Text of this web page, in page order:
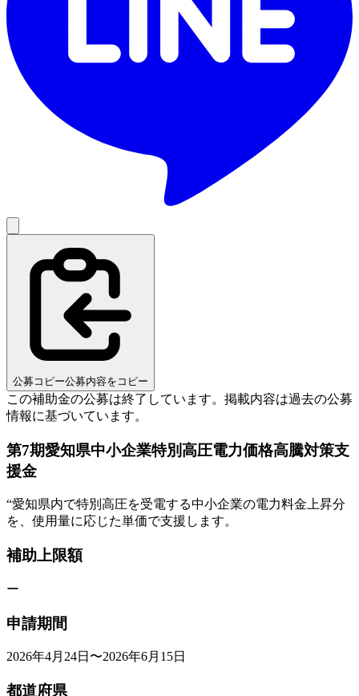
公募コピー公募内容をコピー
この補助金の公募は終了しています。 掲載内容は過去の公募
情報に基づいています。
第7期愛知県中小企業特別高圧電力価格高騰対策支
援金
“愛知県内で特別高圧を受電する中小企業の電力料金上昇分
を、使用量に応じた単価で支援します。
補助上限額
ー
申請期間
2026年4月24日〜2026年6月15日
都道府県